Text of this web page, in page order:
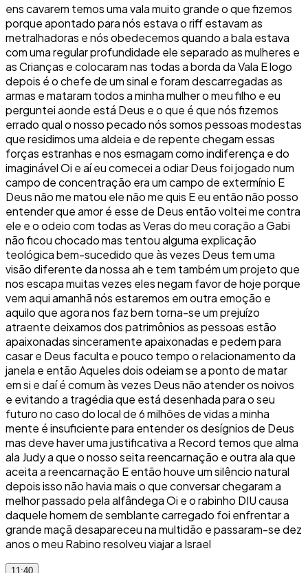
ens cavarem temos uma vala muito grande o que fizemos
porque apontado para nós estava o riff estavam as
metralhadoras e nós obedecemos quando a bala estava
com uma regular profundidade ele separado as mulheres e
as Crianças e colocaram nas todas a borda da Vala E logo
depois é o chefe de um sinal e foram descarregadas as
armas e mataram todos a minha mulher o meu filho e eu
perguntei aonde está Deus e o que é que nós fizemos
errado qual o nosso pecado nós somos pessoas modestas
que residimos uma aldeia e de repente chegam essas
forças estranhas e nos esmagam como indiferença e do
imaginável Oi e aí eu comecei a odiar Deus foi jogado num
campo de concentração era um campo de extermínio E
Deus não me matou ele não me quis E eu então não posso
entender que amor é esse de Deus então voltei me contra
ele e o odeio com todas as Veras do meu coração a Gabi
não ficou chocado mas tentou alguma explicação
teológica bem-sucedido que às vezes Deus tem uma
visão diferente da nossa ah e tem também um projeto que
nos escapa muitas vezes eles negam favor de hoje porque
vem aqui amanhã nós estaremos em outra emoção e
aquilo que agora nos faz bem torna-se um prejuízo
atraente deixamos dos patrimônios as pessoas estão
apaixonadas sinceramente apaixonadas e pedem para
casar e Deus faculta e pouco tempo o relacionamento da
janela e então Aqueles dois odeiam se a ponto de matar
em si e daí é comum às vezes Deus não atender os noivos
e evitando a tragédia que está desenhada para o seu
futuro no caso do local de 6 milhões de vidas a minha
mente é insuficiente para entender os desígnios de Deus
mas deve haver uma justificativa a Record temos que alma
ala Judy a que o nosso seita reencarnação e outra ala que
aceita a reencarnação E então houve um silêncio natural
depois isso não havia mais o que conversar chegaram a
melhor passado pela alfândega Oi e o rabinho DIU causa
daquele homem de semblante carregado foi enfrentar a
grande maçã desapareceu na multidão e passaram-se dez
anos o meu Rabino resolveu viajar a Israel
11:40